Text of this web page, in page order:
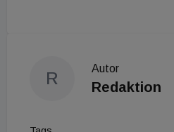
R
Autor
Redaktion